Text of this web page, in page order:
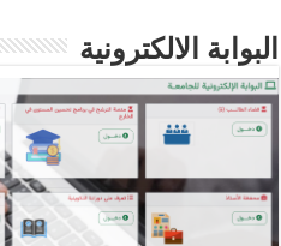
البوابة الالكترونية